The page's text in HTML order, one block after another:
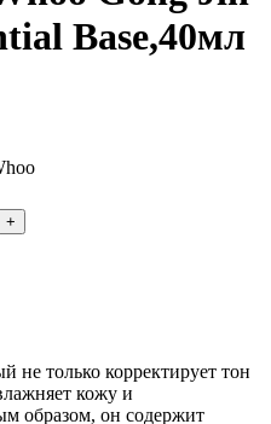
Base,40мл
не только корректирует тон
кожу и
образом, он содержит